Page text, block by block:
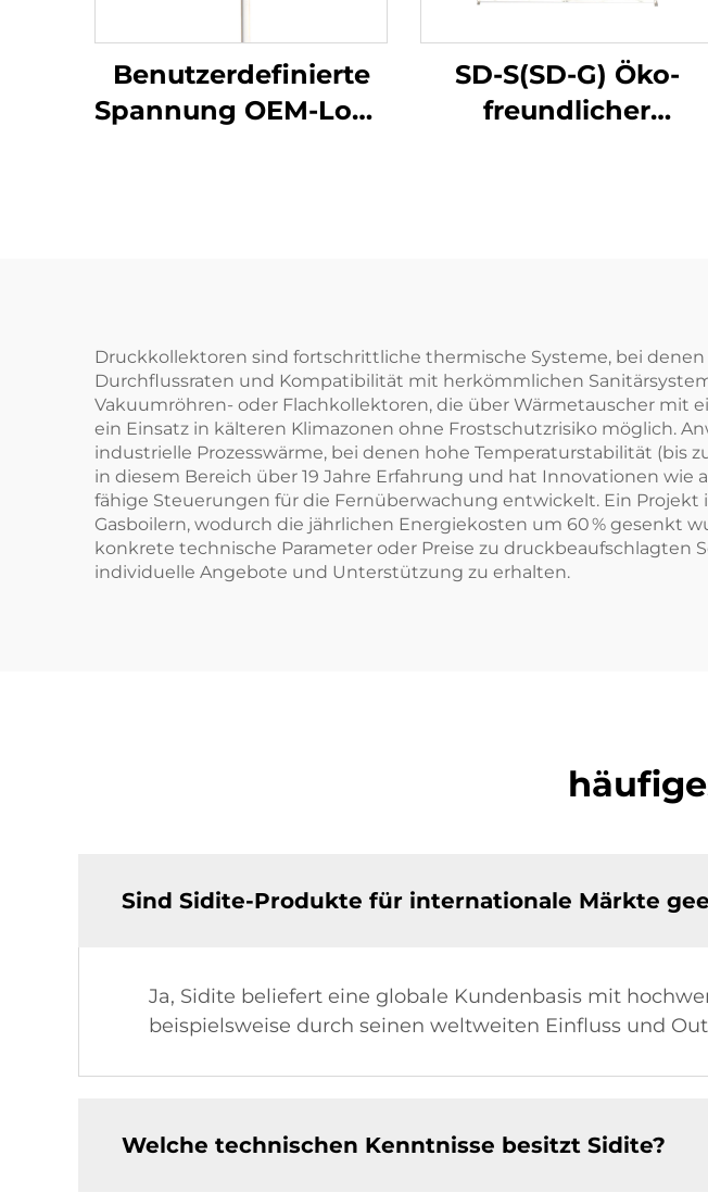
Benutzerdefinierte
Spannung OEM-Logo
SD-S(SD-G) Öko-
freundlicher
Druckkollektoren sind fortschrittliche thermische Systeme, bei
Durchflussraten und Kompatibilität mit herkömmlichen
Vakuumröhren- oder Flachkollektoren, die über Wärmetauscher mit
ein Einsatz in kälteren Klimazonen ohne Frostschutzrisiko möglich.
industrielle Prozesswärme, bei denen hohe Temperaturstabilität (bis
in diesem Bereich über 19 Jahre Erfahrung und hat Innovationen
fähige Steuerungen für die Fernüberwachung entwickelt. Ein
Gasboilern, wodurch die jährlichen Energiekosten um 60 % gesenkt
konkrete technische Parameter oder Preise zu druckbeaufschlagten
individuelle Angebote und Unterstützung zu erhalten.
Sind Sidite-Produkte für internationale Märkte
Ja, Sidite beliefert eine globale Kundenbasis mit
beispielsweise durch seinen weltweiten Einfluss und
Welche technischen Kenntnisse besitzt Sidite?